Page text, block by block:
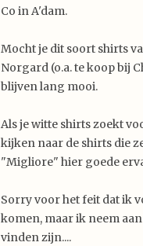
Co in A'dam.
Mocht je dit soort shirts
Norgard (o.a. te koop bij
blijven lang mooi.
Als je witte shirts zoekt
kijken naar de shirts die
"Migliore" hier goede
Sorry voor het feit dat ik
komen, maar ik neem
vinden zijn....